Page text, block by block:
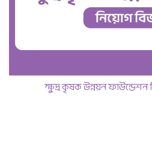
ক্ষুদ্র কৃষক উন্নয়ন ফাউন্ডেশন